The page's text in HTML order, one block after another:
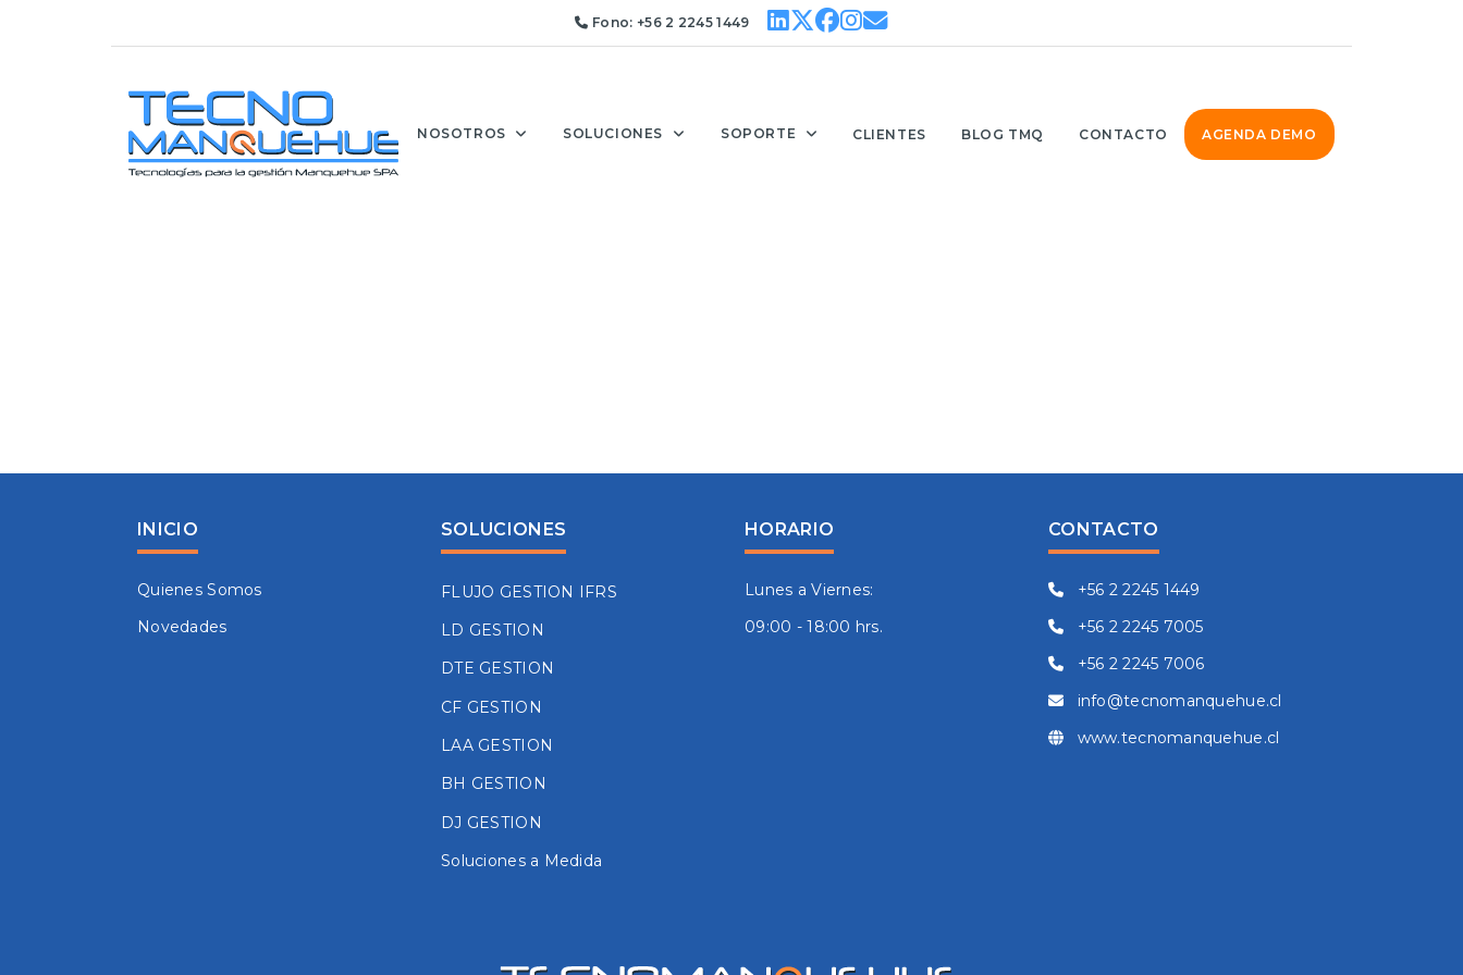
Fono: +56 2 2245 1449
NOSOTROS SOLUCIONES SOPORTE CLIENTES BLOG TMQ CONTACTO AGENDA DEMO
INICIO
Quienes Somos
Novedades
SOLUCIONES
FLUJO GESTION IFRS
LD GESTION
DTE GESTION
CF GESTION
LAA GESTION
BH GESTION
DJ GESTION
Soluciones a Medida
HORARIO
Lunes a Viernes:
09:00 - 18:00 hrs.
CONTACTO
+56 2 2245 1449
+56 2 2245 7005
+56 2 2245 7006
info@tecnomanquehue.cl
www.tecnomanquehue.cl